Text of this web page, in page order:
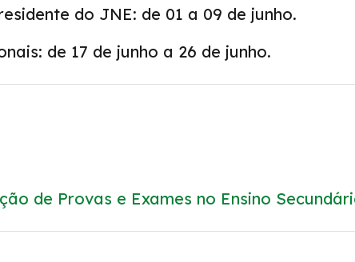
Presidente do JNE: de 01 a 09 de
de 17 de junho a 26 de junho.
de Provas e Exames no Ensino